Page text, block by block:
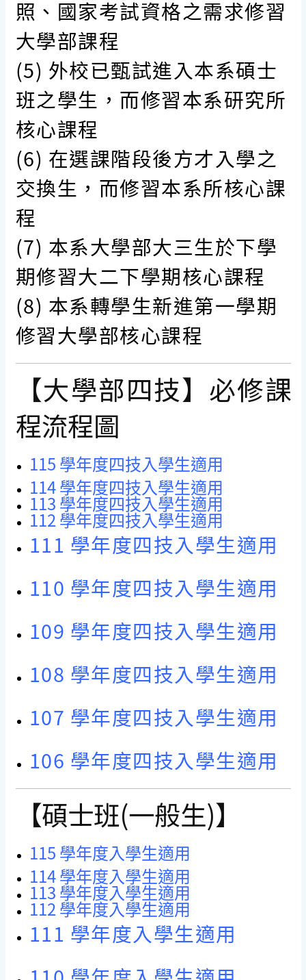
照、國家考試資格之需求修習
大學部課程
(5) 外校已甄試進入本系碩士
班之學生，而修習本系研究所
核心課程
(6) 在選課階段後方才入學之
交換生，而修習本系所核心課
程
(7) 本系大學部大三生於下學
期修習大二下學期核心課程
(8) 本系轉學生新進第一學期
修習大學部核心課程
【大學部四技】必修課
程流程圖
115 學年度四技入學生適用
114 學年度四技入學生適用
113 學年度四技入學生適用
112 學年度四技入學生適用
111 學年度四技入學生適用
110 學年度四技入學生適用
109 學年度四技入學生適用
108 學年度四技入學生適用
107 學年度四技入學生適用
106 學年度四技入學生適用
【碩士班(一般生)】
115 學年度入學生適用
114 學年度入學生適用
113 學年度入學生適用
112 學年度入學生適用
111 學年度入學生適用